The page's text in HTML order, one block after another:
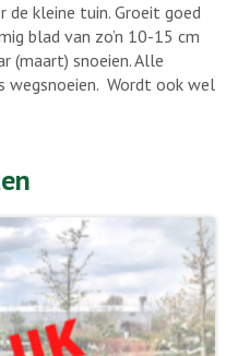
de kleine tuin. Groeit goed
blad van zo’n 10-15 cm
(maart) snoeien. Alle
Wordt ook wel